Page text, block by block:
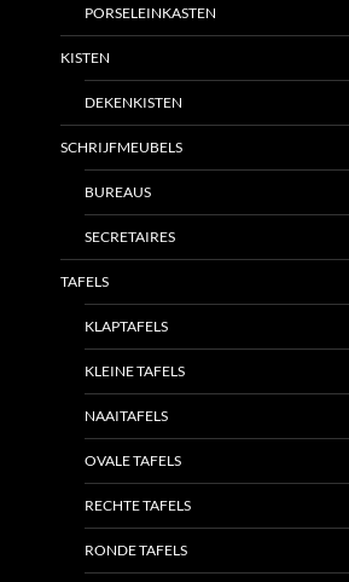
PORSELEINKASTEN
KISTEN
DEKENKISTEN
SCHRIJFMEUBELS
BUREAUS
SECRETAIRES
TAFELS
KLAPTAFELS
KLEINE TAFELS
NAAITAFELS
OVALE TAFELS
RECHTE TAFELS
RONDE TAFELS